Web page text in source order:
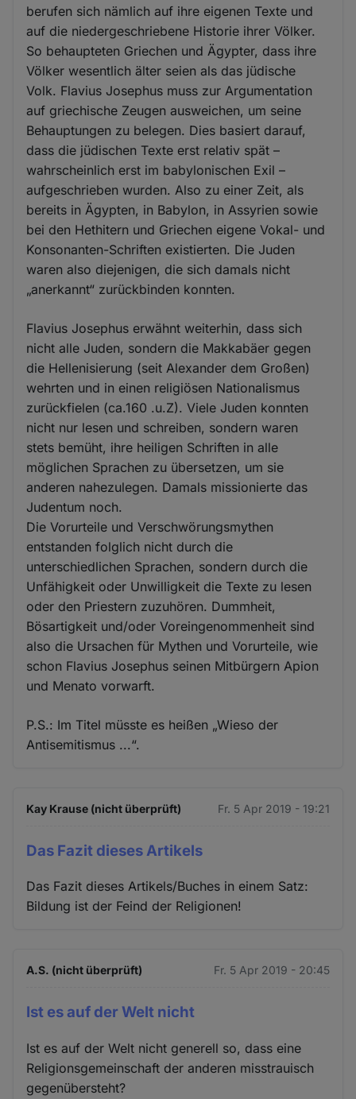
berufen sich nämlich auf ihre eigenen Texte und
auf die niedergeschriebene Historie ihrer Völker.
So behaupteten Griechen und Ägypter, dass ihre
Völker wesentlich älter seien als das jüdische
Volk. Flavius Josephus muss zur Argumentation
auf griechische Zeugen ausweichen, um seine
Behauptungen zu belegen. Dies basiert darauf,
dass die jüdischen Texte erst relativ spät –
wahrscheinlich erst im babylonischen Exil –
aufgeschrieben wurden. Also zu einer Zeit, als
bereits in Ägypten, in Babylon, in Assyrien sowie
bei den Hethitern und Griechen eigene Vokal- und
Konsonanten-Schriften existierten. Die Juden
waren also diejenigen, die sich damals nicht
„anerkannt“ zurückbinden konnten.
Flavius Josephus erwähnt weiterhin, dass sich
nicht alle Juden, sondern die Makkabäer gegen
die Hellenisierung (seit Alexander dem Großen)
wehrten und in einen religiösen Nationalismus
zurückfielen (ca.160 .u.Z). Viele Juden konnten
nicht nur lesen und schreiben, sondern waren
stets bemüht, ihre heiligen Schriften in alle
möglichen Sprachen zu übersetzen, um sie
anderen nahezulegen. Damals missionierte das
Judentum noch.
Die Vorurteile und Verschwörungsmythen
entstanden folglich nicht durch die
unterschiedlichen Sprachen, sondern durch die
Unfähigkeit oder Unwilligkeit die Texte zu lesen
oder den Priestern zuzuhören. Dummheit,
Bösartigkeit und/oder Voreingenommenheit sind
also die Ursachen für Mythen und Vorurteile, wie
schon Flavius Josephus seinen Mitbürgern Apion
und Menato vorwarft.
P.S.: Im Titel müsste es heißen „Wieso der
Antisemitismus ...“.
Kay Krause (nicht überprüft) Fr. 5 Apr 2019 - 19:21
Das Fazit dieses Artikels
Das Fazit dieses Artikels/Buches in einem Satz:
Bildung ist der Feind der Religionen!
A.S. (nicht überprüft) Fr. 5 Apr 2019 - 20:45
Ist es auf der Welt nicht
Ist es auf der Welt nicht generell so, dass eine
Religionsgemeinschaft der anderen misstrauisch
gegenübersteht?